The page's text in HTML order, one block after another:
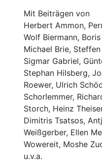
Mit Beiträgen von
Herbert Ammon,
Wolf Biermann,
Michael Brie,
Sigmar Gabriel,
Stephan Hilsberg,
Roewer, Ulrich
Schorlemmer,
Storch, Heinz
Dimitris Tsatsos,
Weißgerber, Ellen
Wowereit, Moshe
u.v.a.